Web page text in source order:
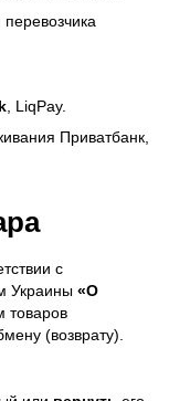
LiqPay.
Приватбанк,
с
Украины «О
товаров
(возврату).